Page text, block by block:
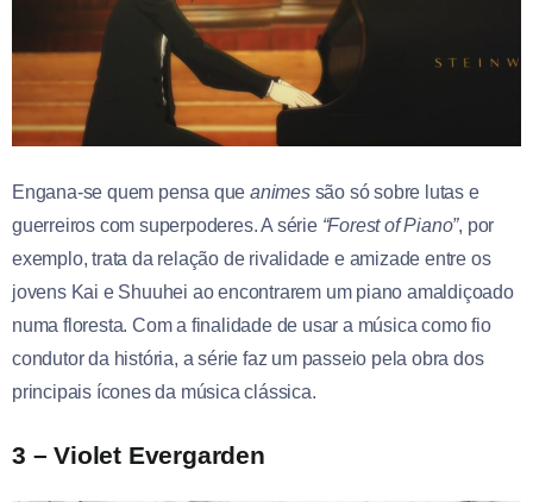
Engana-se quem pensa que animessão só sobre lutas e
guerreiros com superpoderes. A série “Forest of Piano”, por
exemplo, trata da relação de rivalidade e amizade entre os
jovens Kai e Shuuhei ao encontrarem um piano amaldiçoado
numa floresta. Com a finalidade de usar a música como fio
condutor da história, a série faz um passeio pela obra dos
principais ícones da música clássica.
3 – Violet Evergarden